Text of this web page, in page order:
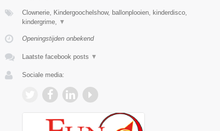
Clownerie, Kindergoochelshow, ballonplooien, kinderdisco,
kindergrime,
▼
Openingstijden onbekend
Laatste facebook posts ▼
Sociale media: